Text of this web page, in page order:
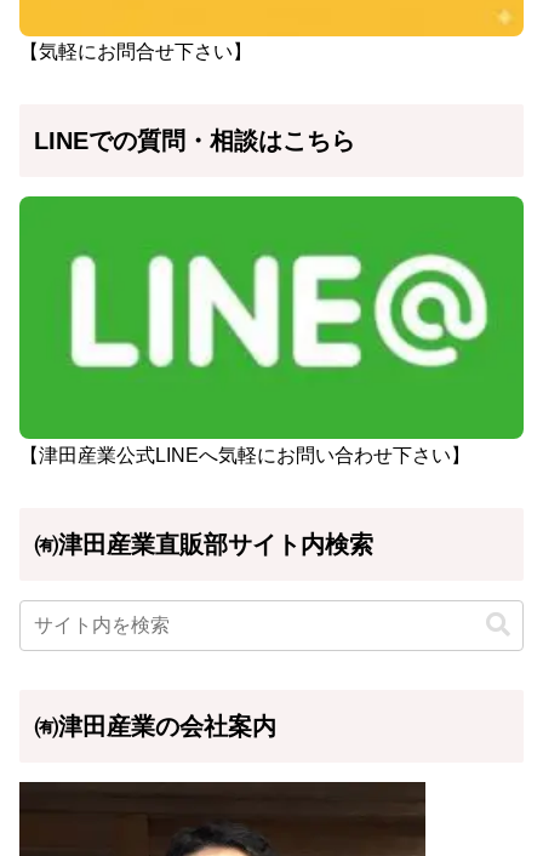
【気軽にお問合せ下さい】
LINEでの質問・相談はこちら
【津田産業公式LINEへ気軽にお問い合わせ下さい】
㈲津田産業直販部サイト内検索
㈲津田産業の会社案内